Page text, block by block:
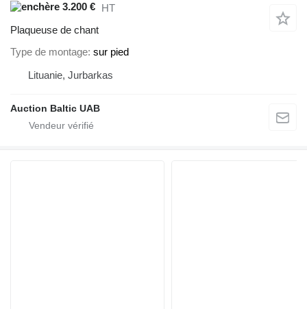
3.200 € HT
Plaqueuse de chant
Type de montage sur pied
Lituanie, Jurbarkas
Auction Baltic UAB